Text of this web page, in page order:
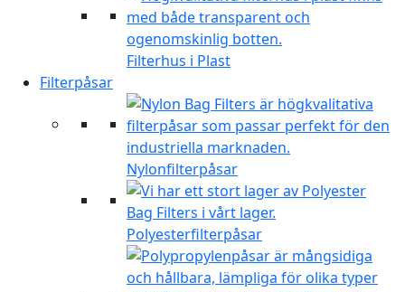
Filterhus i Plast
Filterpåsar
Nylonfilterpåsar
Polyesterfilterpåsar